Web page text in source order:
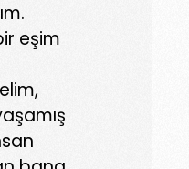
eşim